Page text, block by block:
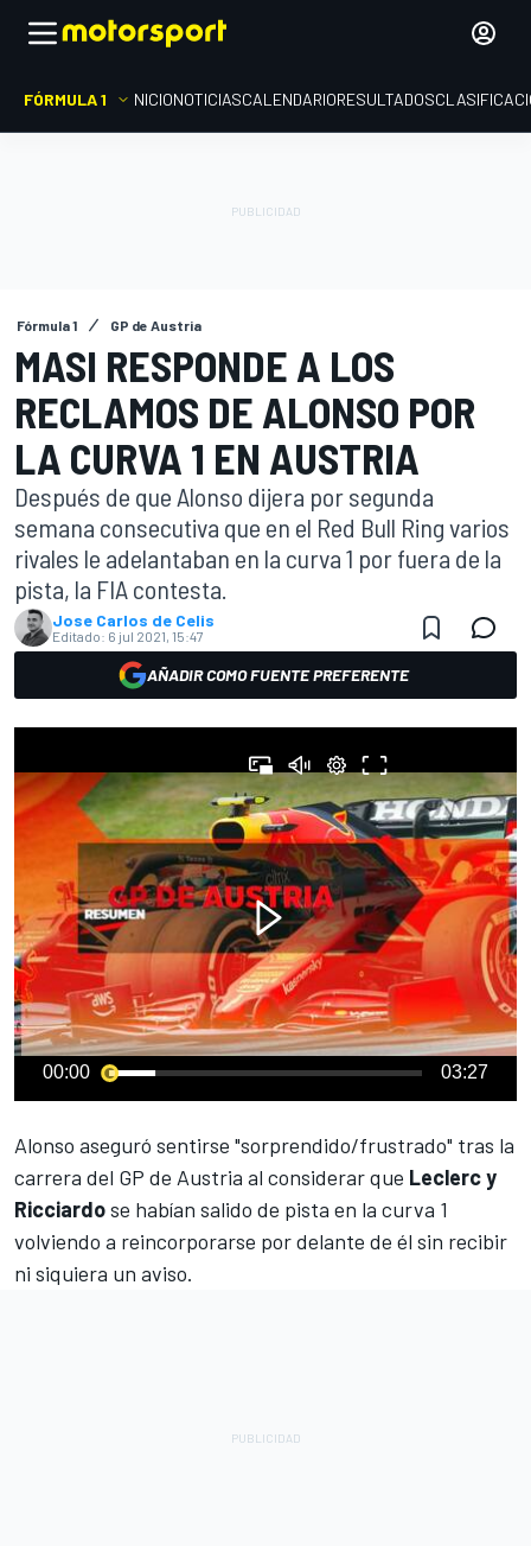
FÓRMULA 1 INICIONOTICIASCALENDARIORESULTADOS
Fórmula 1 GP de Austria
MASI RESPONDE A LOS
RECLAMOS DE ALONSO POR
LA CURVA 1 EN AUSTRIA
Después de que Alonso dijera por segunda
semana consecutiva que en el Red Bull Ring varios
rivales le adelantaban en la curva 1 por fuera de la
pista, la FIA contesta.
Jose Carlos de Celis
Editado: 6 jul 2021, 15:47
AÑADIR COMO FUENTE PREFERENTE
00:00 03:27
Alonso aseguró sentirse "sorprendido/frustrado" tras la
carrera del GP de Austria al considerar que Leclerc y
Ricciardose habían salido de pista en la curva 1
volviendo a reincorporarse por delante de él sin recibir
ni siquiera un aviso.